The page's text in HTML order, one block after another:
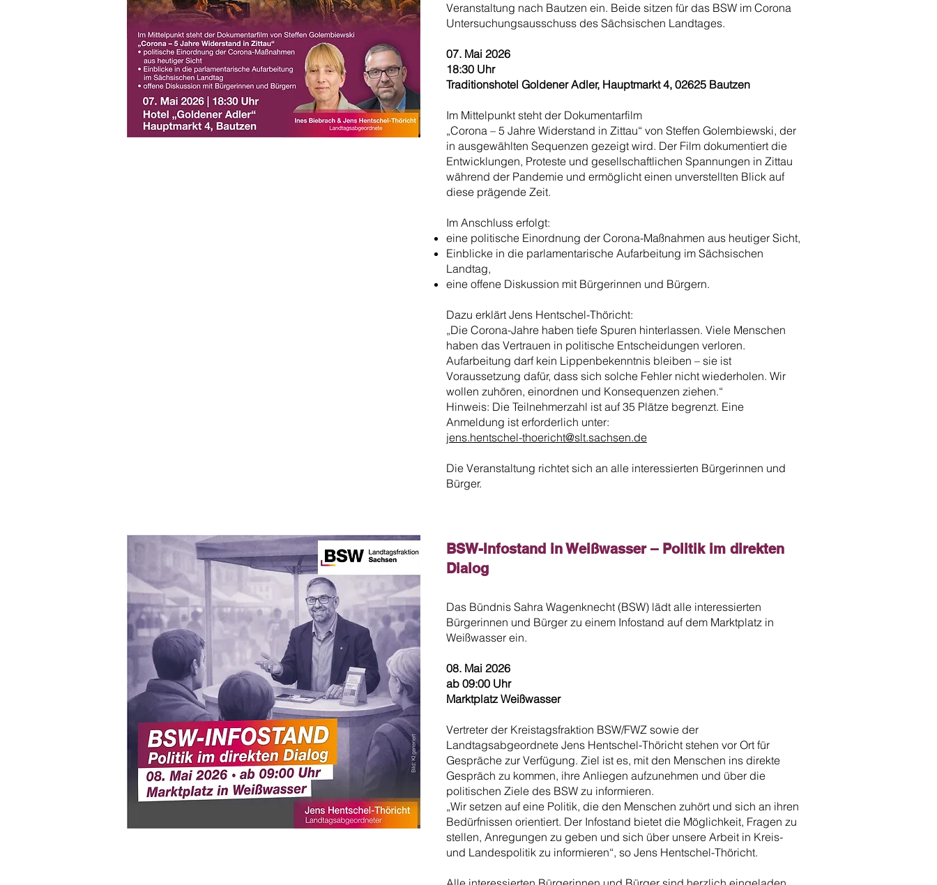
Veranstaltung nach Bautzen ein. Beide sitzen für das BSW im Corona
Untersuchungsausschuss des Sächsischen Landtages.
07. Mai 2026
18:30 Uhr
Traditionshotel Goldener Adler, Hauptmarkt 4, 02625 Bautzen
Im Mittelpunkt steht der Dokumentarfilm
„Corona – 5 Jahre Widerstand in Zittau“ von Steffen Golembiewski, der
in ausgewählten Sequenzen gezeigt wird. Der Film dokumentiert die
Entwicklungen, Proteste und gesellschaftlichen Spannungen in Zittau
während der Pandemie und ermöglicht einen unverstellten Blick auf
diese prägende Zeit.
Im Anschluss erfolgt:
eine politische Einordnung der Corona-Maßnahmen aus heutiger Sicht,
Einblicke in die parlamentarische Aufarbeitung im Sächsischen
Landtag,
eine offene Diskussion mit Bürgerinnen und Bürgern.
Dazu erklärt Jens Hentschel-Thöricht:
„Die Corona-Jahre haben tiefe Spuren hinterlassen. Viele Menschen
haben das Vertrauen in politische Entscheidungen verloren.
Aufarbeitung darf kein Lippenbekenntnis bleiben – sie ist
Voraussetzung dafür, dass sich solche Fehler nicht wiederholen. Wir
wollen zuhören, einordnen und Konsequenzen ziehen.“
Hinweis: Die Teilnehmerzahl ist auf 35 Plätze begrenzt. Eine
Anmeldung ist erforderlich unter:
jens.hentschel-thoericht@slt.sachsen.de
Die Veranstaltung richtet sich an alle interessierten Bürgerinnen und
Bürger.
BSW-Infostand in Weißwasser – Politik im direkten
Dialog
Das Bündnis Sahra Wagenknecht (BSW) lädt alle interessierten
Bürgerinnen und Bürger zu einem Infostand auf dem Marktplatz in
Weißwasser ein.
08. Mai 2026
ab 09:00 Uhr
Marktplatz Weißwasser
Vertreter der Kreistagsfraktion BSW/FWZ sowie der
Landtagsabgeordnete Jens Hentschel-Thöricht stehen vor Ort für
Gespräche zur Verfügung. Ziel ist es, mit den Menschen ins direkte
Gespräch zu kommen, ihre Anliegen aufzunehmen und über die
politischen Ziele des BSW zu informieren.
„Wir setzen auf eine Politik, die den Menschen zuhört und sich an ihren
Bedürfnissen orientiert. Der Infostand bietet die Möglichkeit, Fragen zu
stellen, Anregungen zu geben und sich über unsere Arbeit in Kreis-
und Landespolitik zu informieren“, so Jens Hentschel-Thöricht.